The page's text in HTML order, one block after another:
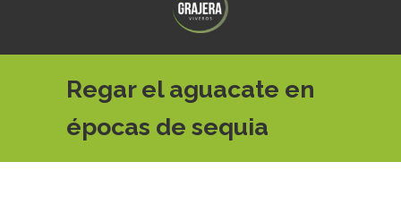
Regar el aguacate en
épocas de sequia